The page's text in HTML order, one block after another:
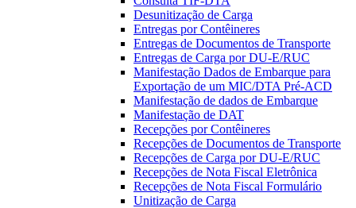
Desunitização de Carga
Entregas por Contêineres
Entregas de Documentos de Transporte
Entregas de Carga por DU-E/RUC
Manifestação Dados de Embarque para
Exportação de um MIC/DTA Pré-ACD
Manifestação de dados de Embarque
Manifestação de DAT
Recepções por Contêineres
Recepções de Documentos de Transporte
Recepções de Carga por DU-E/RUC
Recepções de Nota Fiscal Eletrônica
Recepções de Nota Fiscal Formulário
Unitização de Carga